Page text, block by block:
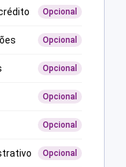
Opcional
Opcional
Opcional
Opcional
Opcional
Opcional